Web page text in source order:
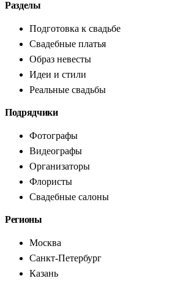
Разделы
Подготовка к свадьбе
Свадебные платья
Образ невесты
Идеи и стили
Реальные свадьбы
Подрядчики
Фотографы
Видеографы
Организаторы
Флористы
Свадебные салоны
Регионы
Москва
Санкт-Петербург
Казань